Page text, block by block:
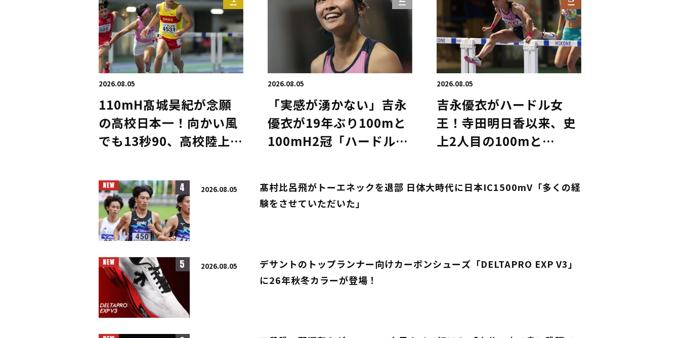
2026.08.05
110mH髙城昊紀が念願
の高校日本一！向かい風
でも13秒90、高校陸上の
きた」／滋賀IH
2026.08.05
「実感が湧かない」吉永
優衣が19年ぶり100mと
100mH2冠「ハードルの
2026.08.05
吉永優衣がハードル女
王！寺田明日香以来、史
上2人目の100mと
4 2026.08.05
髙村比呂飛がトーエネックを退部 日体大時代に日本IC1500mV「多くの経
験をさせていただいた」
5 2026.08.05
デサントのトップランナー向けカーボンシューズ「DELTAPRO EXP V3」
に26年秋冬カラーが登場！